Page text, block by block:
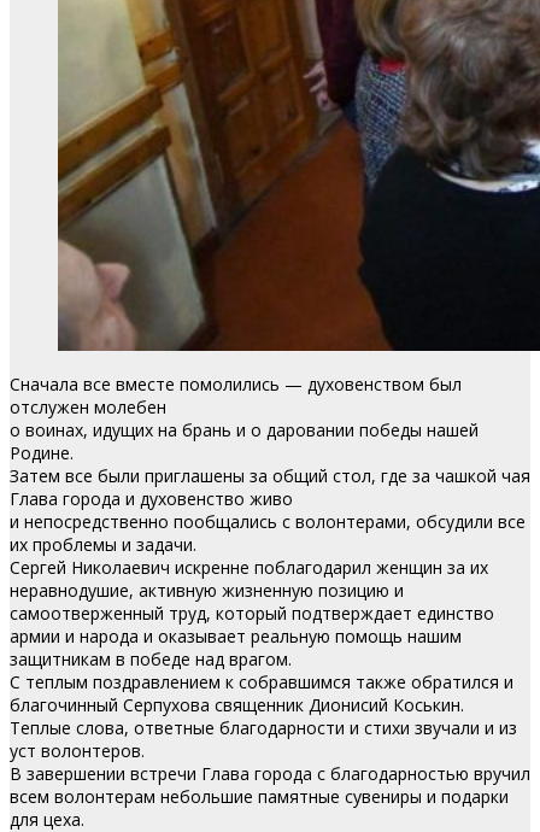
Сначала все вместе помолились — духовенством был
отслужен молебен
о воинах, идущих на брань и о даровании победы нашей
Родине.
Затем все были приглашены за общий стол, где за чашкой чая
Глава города и духовенство живо
и непосредственно пообщались с волонтерами, обсудили все
их проблемы и задачи.
Сергей Николаевич искренне поблагодарил женщин за их
неравнодушие, активную жизненную позицию и
самоотверженный труд, который подтверждает единство
армии и народа и оказывает реальную помощь нашим
защитникам в победе над врагом.
С теплым поздравлением к собравшимся также обратился и
благочинный Серпухова священник Дионисий Коськин.
Теплые слова, ответные благодарности и стихи звучали и из
уст волонтеров.
В завершении встречи Глава города с благодарностью вручил
всем волонтерам небольшие памятные сувениры и подарки
для цеха.